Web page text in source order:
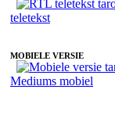
teletekst
MOBIELE VERSIE
Mediums mobiel